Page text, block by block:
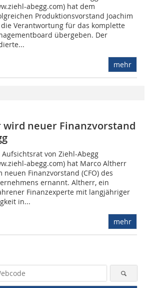
abegg.com) hat dem
Produktionsvorstand Joachim
die Verantwortung für das komplette
übergeben. Der
mehr
neuer Finanz­vorstand
Aufsichtsrat von Ziehl-Abegg
abegg.com) hat Marco Altherr
neuen Finanzvorstand (CFO) des
ernannt. Altherr, ein
Finanzexperte mit langjähriger
in...
mehr